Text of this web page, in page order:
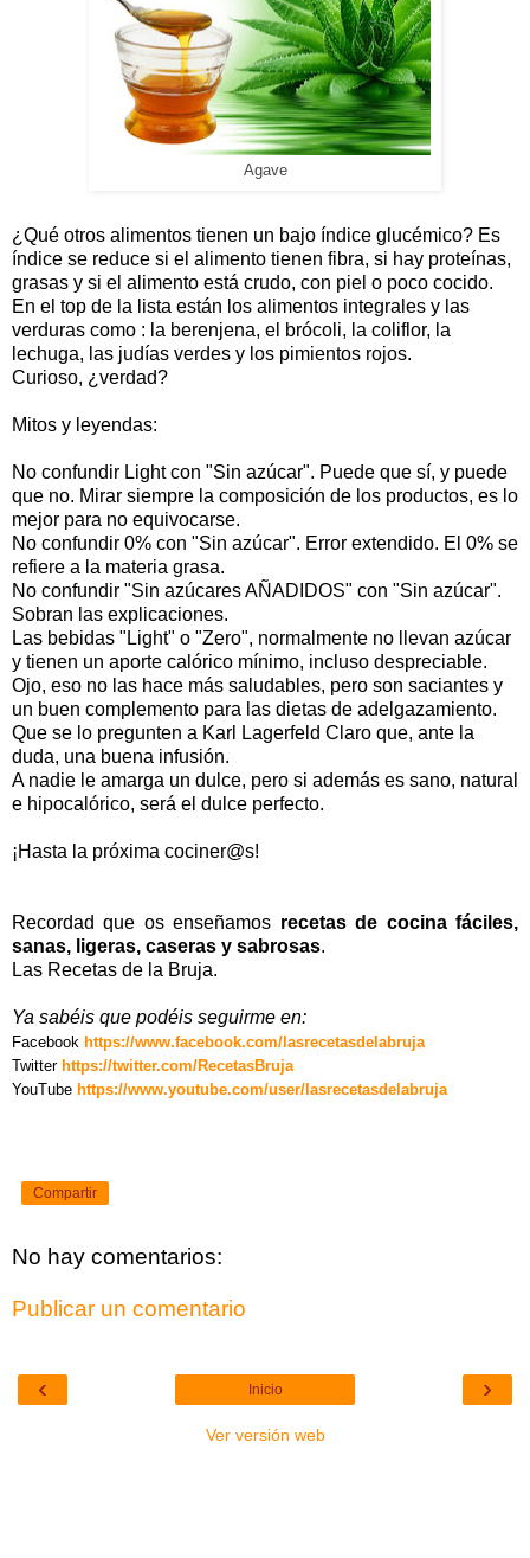
Agave
¿Qué otros alimentos tienen un bajo índice glucémico? Es
índice se reduce si el alimento tienen fibra, si hay proteínas,
grasas y si el alimento está crudo, con piel o poco cocido.
En el top de la lista están los alimentos integrales y las
verduras como : la berenjena, el brócoli, la coliflor, la
lechuga, las judías verdes y los pimientos rojos.
Curioso, ¿verdad?
Mitos y leyendas:
No confundir Light con "Sin azúcar". Puede que sí, y puede
que no. Mirar siempre la composición de los productos, es lo
mejor para no equivocarse.
No confundir 0% con "Sin azúcar". Error extendido. El 0% se
refiere a la materia grasa.
No confundir "Sin azúcares AÑADIDOS" con "Sin azúcar".
Sobran las explicaciones.
Las bebidas "Light" o "Zero", normalmente no llevan azúcar
y tienen un aporte calórico mínimo, incluso despreciable.
Ojo, eso no las hace más saludables, pero son saciantes y
un buen complemento para las dietas de adelgazamiento.
Que se lo pregunten a Karl Lagerfeld Claro que, ante la
duda, una buena infusión.
A nadie le amarga un dulce, pero si además es sano, natural
e hipocalórico, será el dulce perfecto.
¡Hasta la próxima cociner@s!
Recordad que os enseñamos recetas de cocina fáciles,
sanas, ligeras, caseras y sabrosas.
Las Recetas de la Bruja.
Ya sabéis que podéis seguirme en:
Facebook https://www.facebook.com/lasrecetasdelabruja
Twitter https://twitter.com/RecetasBruja
YouTube https://www.youtube.com/user/lasrecetasdelabruja
Compartir
No hay comentarios:
Publicar un comentario
‹ ›
Inicio
Ver versión web